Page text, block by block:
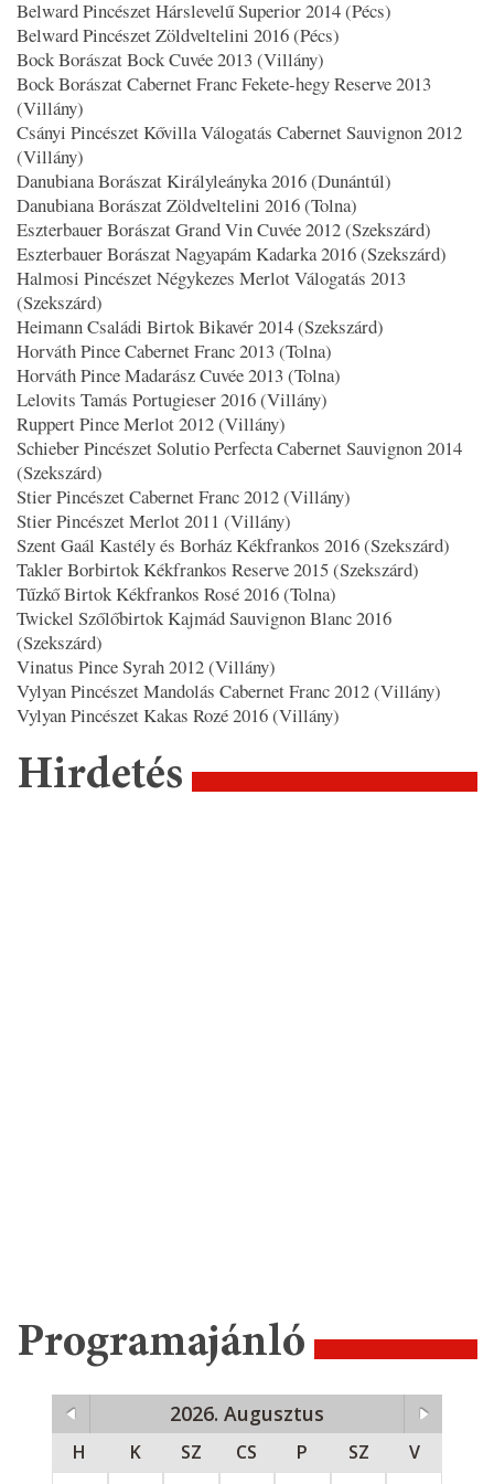
Belward Pincészet Hárslevelű Superior 2014 (Pécs)
Belward Pincészet Zöldveltelini 2016 (Pécs)
Bock Borászat Bock Cuvée 2013 (Villány)
Bock Borászat Cabernet Franc Fekete-hegy Reserve 2013
(Villány)
Csányi Pincészet Kővilla Válogatás Cabernet Sauvignon 2012
(Villány)
Danubiana Borászat Királyleányka 2016 (Dunántúl)
Danubiana Borászat Zöldveltelini 2016 (Tolna)
Eszterbauer Borászat Grand Vin Cuvée 2012 (Szekszárd)
Eszterbauer Borászat Nagyapám Kadarka 2016 (Szekszárd)
Halmosi Pincészet Négykezes Merlot Válogatás 2013
(Szekszárd)
Heimann Családi Birtok Bikavér 2014 (Szekszárd)
Horváth Pince Cabernet Franc 2013 (Tolna)
Horváth Pince Madarász Cuvée 2013 (Tolna)
Lelovits Tamás Portugieser 2016 (Villány)
Ruppert Pince Merlot 2012 (Villány)
Schieber Pincészet Solutio Perfecta Cabernet Sauvignon 2014
(Szekszárd)
Stier Pincészet Cabernet Franc 2012 (Villány)
Stier Pincészet Merlot 2011 (Villány)
Szent Gaál Kastély és Borház Kékfrankos 2016 (Szekszárd)
Takler Borbirtok Kékfrankos Reserve 2015 (Szekszárd)
Tűzkő Birtok Kékfrankos Rosé 2016 (Tolna)
Twickel Szőlőbirtok Kajmád Sauvignon Blanc 2016
(Szekszárd)
Vinatus Pince Syrah 2012 (Villány)
Vylyan Pincészet Mandolás Cabernet Franc 2012 (Villány)
Vylyan Pincészet Kakas Rozé 2016 (Villány)
Hirdetés
Programajánló
2026. Augusztus
H K SZ CS P SZ
V